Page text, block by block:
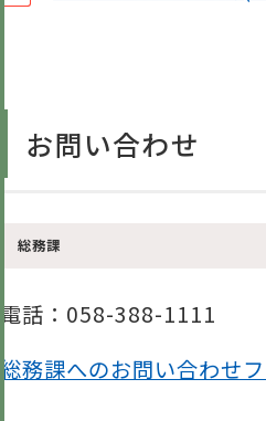
お問い合わせ
総務課
電話 ：058-388-1111
総務課へのお問い合わせ